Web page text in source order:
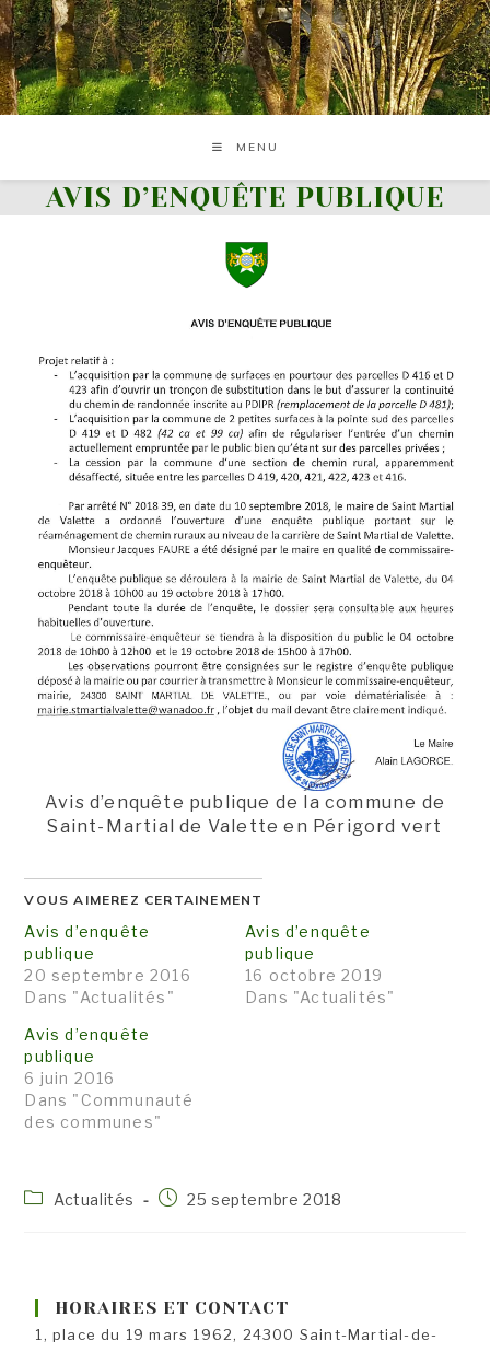
Skip
to
content
MENU
AVIS D’ENQUÊTE PUBLIQUE
Avis d’enquête publique de la commune de
Saint-Martial de Valette en Périgord vert
VOUS AIMEREZ CERTAINEMENT
Avis d’enquête
publique
20 septembre 2016
Dans "Actualités"
Avis d’enquête
publique
16 octobre 2019
Dans "Actualités"
Avis d’enquête
publique
6 juin 2016
Dans "Communauté
des communes"
PostActualités
Publication
25 septembre 2018
HORAIRES ET CONTACT
1, place du 19 mars 1962, 24300 Saint-Martial-de-